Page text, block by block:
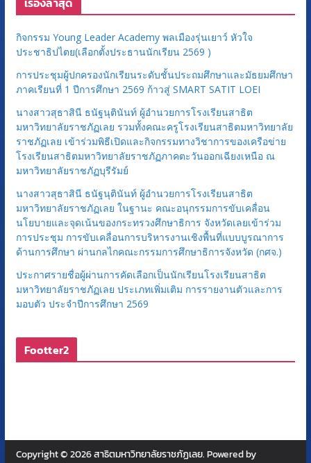
มู่
กิจกรรม Young Leader Academy พลเมืองรุ่นเยาว์ หัวใจ
ประชาธิปไตย(เลือกตั้งประธานนักเรียน 2569 )
การประชุมผู้ปกครองนักเรียนระดับชั้นประถมศึกษาและมัธยมศึกษา
ภาคเรียนที่ 1 ปีการศึกษา 2569 ก้าวสู่ SMART SATIT LOEI
นางสาวสุธาสินี ธนัฐนุตินันท์ ผู้อำนวยการโรงเรียนสาธิต
มหาวิทยาลัยราชภัฏเลย รวมทั้งคณะครูโรงเรียนสาธิตมหาวิทยาลัย
ราชภัฏเลย เข้าร่วมพิธีเปิดและกิจกรรมทางวิชาการของเครือข่าย
โรงเรียนสาธิตมหาวิทยาลัยราชภัฏภาคตะวันออกเฉียงเหนือ ณ
มหาวิทยาลัยราชภัฏบุรีรัมย์
นางสาวสุธาสินี ธนัฐนุตินันท์ ผู้อำนวยการโรงเรียนสาธิต
มหาวิทยาลัยราชภัฏเลย ในฐานะ คณะอนุกรรมการขับเคลื่อน
นโยบายและจุดเน้นของกระทรวงศึกษาธิการ จังหวัดเลยเข้าร่วม
การประชุม การขับเคลื่อนการบริหารงานเชิงพื้นที่แบบบูรณาการ
ด้านการศึกษา ผ่านกลไกคณะกรรมการศึกษาธิการจังหวัด (กศจ.)
ประกาศรายชื่อผู้ผ่านการคัดเลือกเป็นนักเรียนโรงเรียนสาธิต
มหาวิทยาลัยราชภัฏเลย ประเภทเพิ่มเติม การรายงานตัวและการ
มอบตัว ประจำปีการศึกษา 2569
Footter2
Copyright © 2026สาธิตมหาวิทยาลัยราชภัฏเลย. Powered by